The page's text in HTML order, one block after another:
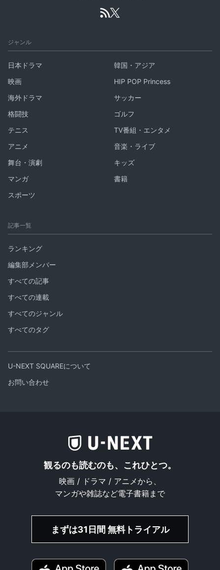
ジャンル
日本ドラマ
韓国・アジア
映画
HIP POP Princess
海外ドラマ
サッカー
格闘技
ゴルフ
テニス
TV番組・エンタメ
アニメ
音楽・ライブ
舞台・演劇
キッズ
マンガ
書籍
スポーツ
記事一覧
ランキング
編集部メンバー
すべての記事
すべての連載
すべてのジャンル
すべてのタグ
U-NEXT SQUAREについて
お問い合わせ
観るのも読むのも、これひとつ。
映画 / ドラマ / アニメから、
マンガや雑誌など電子書籍まで
まずは31日間 無料トライアル